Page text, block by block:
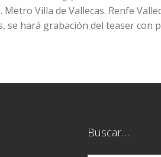
Metro Villa de Vallecas. Renfe
se hará grabación del teaser con
Buscar…